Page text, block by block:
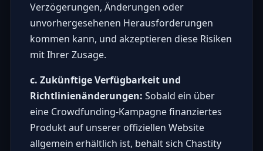
Verzögerungen, Änderungen oder
unvorhergesehenen Herausforderungen
kommen kann, und akzeptieren diese Risiken
mit Ihrer Zusage.
c. Zukünftige Verfügbarkeit und
Richtlinienänderungen: Sobald ein über
eine Crowdfunding-Kampagne finanziertes
Produkt auf unserer offiziellen Website
allgemein erhältlich ist, behält sich Chastity